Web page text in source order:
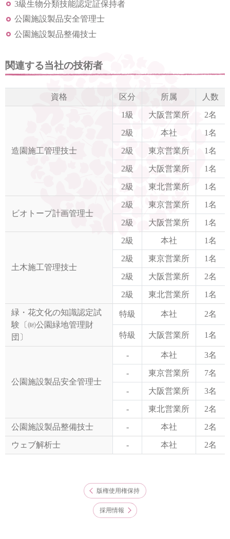
3級生物分類技能認定証保持者
公園施設製品安全管理士
公園施設製品整備技士
関連する当社の技術者
資格 区分 所属 人数
造園施工管理技士
1級 大阪営業所 2名
2級 本社 1名
2級 東京営業所 1名
2級 大阪営業所 1名
2級 東北営業所 1名
ビオトープ計画管理士
2級 東京営業所 1名
2級 大阪営業所 1名
土木施工管理技士
2級 本社 1名
2級 東京営業所 1名
2級 大阪営業所 2名
2級 東北営業所 1名
緑・花文化の知識認定試
験〔㈶公園緑地管理財
団〕
特級 本社 2名
特級 大阪営業所 1名
公園施設製品安全管理士
- 本社 3名
- 東京営業所 7名
- 大阪営業所 3名
- 東北営業所 2名
公園施設製品整備技士 - 本社 2名
ウェブ解析士 - 本社 2名
版権使用権保持
採用情報